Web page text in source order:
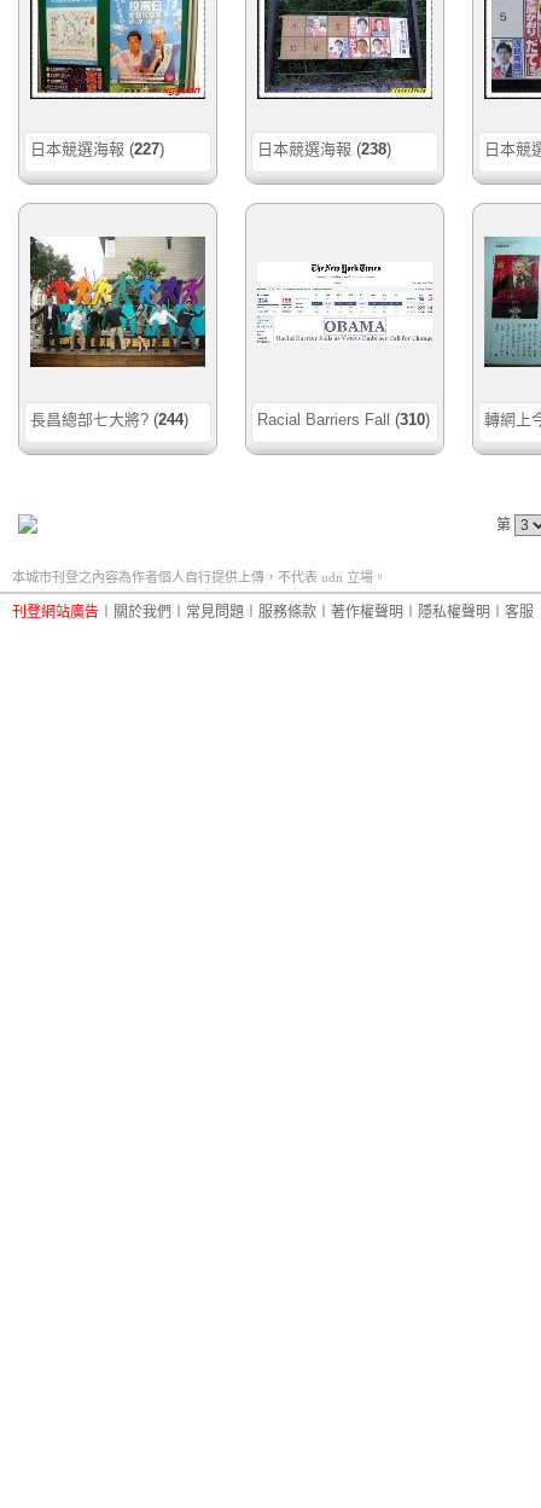
日本競選海報 (227) 日本競選海報 (238) 日本競
長昌總部七大將? (244) Racial Barriers Fall (310) 轉網上
第
本城市刊登之內容為作者個人自行提供上傳，不代表 udn 立場。
刊登網站廣告 關於我們 常見問題 服務條款 著作權聲明 隱私權聲明 客服